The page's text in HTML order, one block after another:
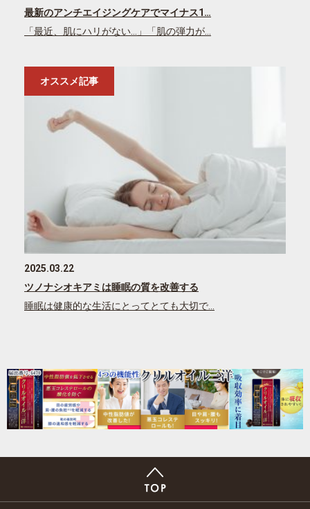
最新のアンチエイジングケアでマイナス1…
「最近、肌にハリがない…」「肌の弾力が…
オススメ記事
2025.03.22
ツノナシオキアミは睡眠の質を改善する
睡眠は健康的な生活にとってとても大切で…